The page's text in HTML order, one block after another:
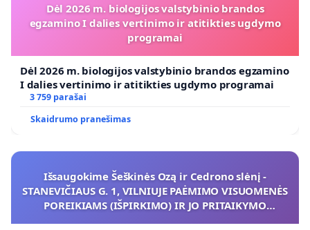
Dėl 2026 m. biologijos valstybinio brandos
egzamino I dalies vertinimo ir atitikties ugdymo
programai
Dėl 2026 m. biologijos valstybinio brandos egzamino
I dalies vertinimo ir atitikties ugdymo programai
3 759 parašai
Skaidrumo pranešimas
Išsaugokime Šeškinės Ozą ir Cedrono slėnį -
STANEVIČIAUS G. 1, VILNIUJE PAĖMIMO VISUOMENĖS
POREIKIAMS (IŠPIRKIMO) IR JO PRITAIKYMO